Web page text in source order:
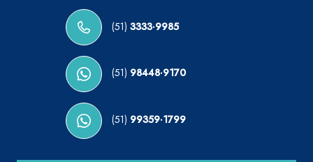
(51) 3333·9985
(51) 98448·9170
(51) 99359·1799